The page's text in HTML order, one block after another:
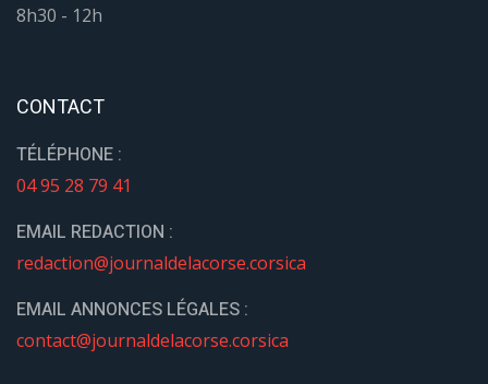
8h30 - 12h
CONTACT
TÉLÉPHONE :
04 95 28 79 41
EMAIL REDACTION :
redaction@journaldelacorse.corsica
EMAIL ANNONCES LÉGALES :
contact@journaldelacorse.corsica